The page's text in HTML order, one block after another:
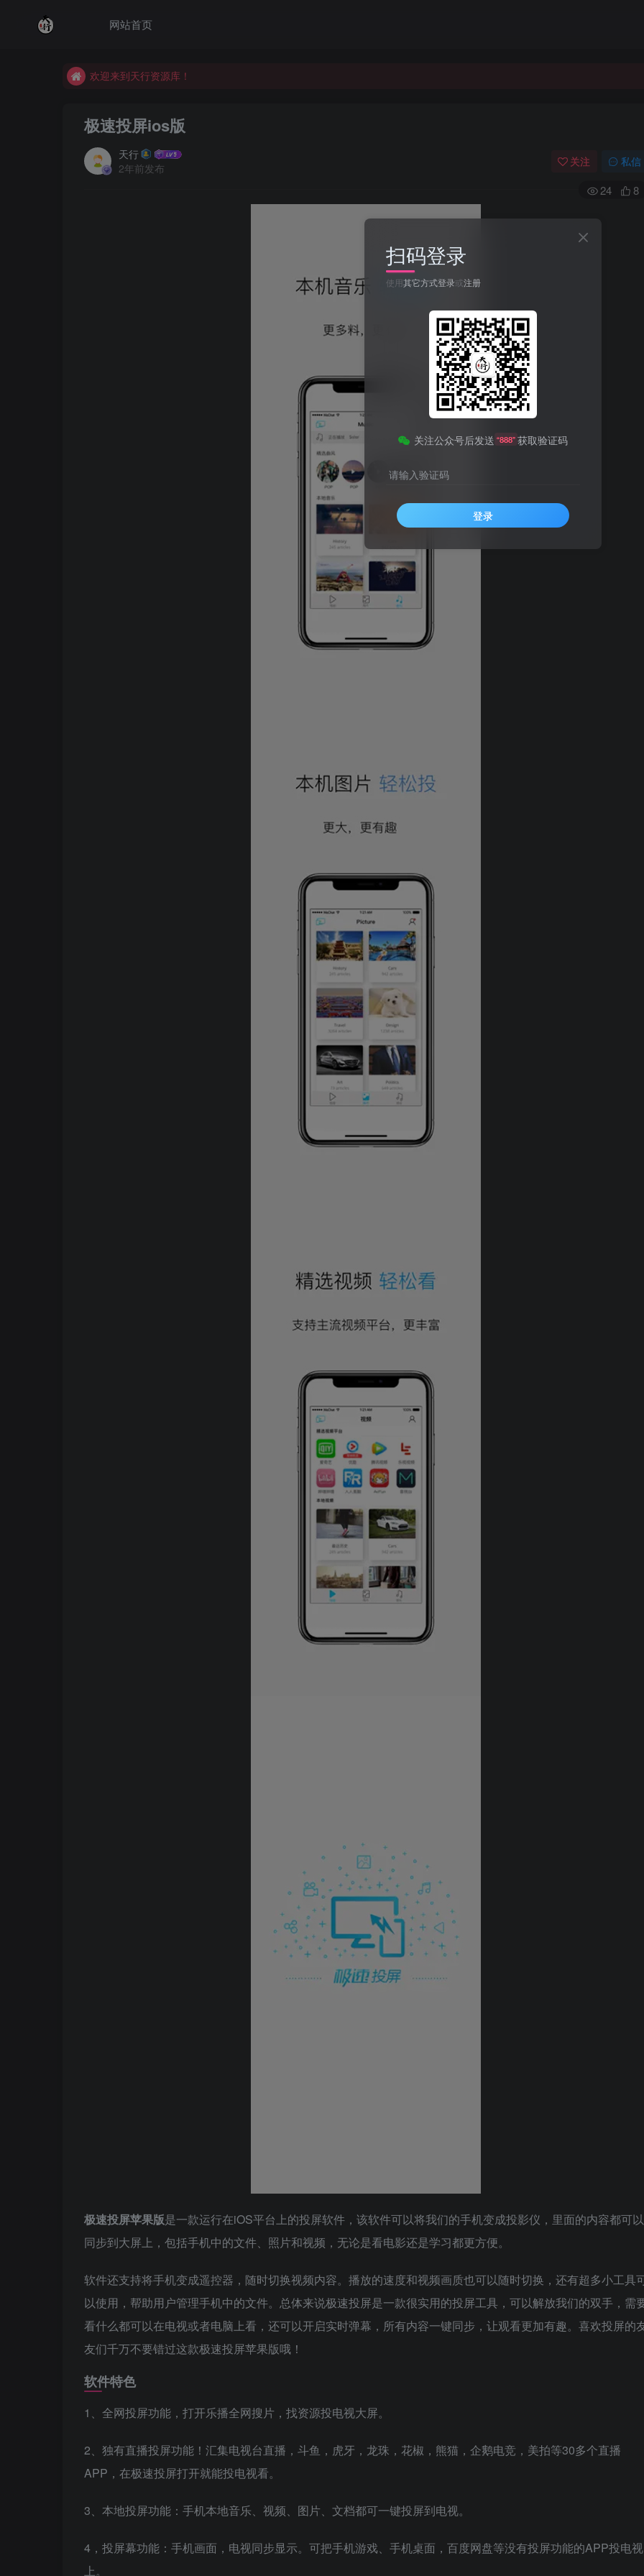
网站首页
欢迎来到天行资源库！
欢迎来到天行资源库！
极速投屏ios版
天行
2年前发布
关注 私信
24 8
极速投屏苹果版是一款运行在iOS平台上的投屏软件，该软件可以将我们的手机变成投影仪，里面的内容都可以
同步到大屏上，包括手机中的文件、照片和视频，无论是看电影还是学习都更方便。
软件还支持将手机变成遥控器，随时切换视频内容。播放的速度和视频画质也可以随时切换，还有超多小工具
以使用，帮助用户管理手机中的文件。总体来说极速投屏是一款很实用的投屏工具，可以解放我们的双手，需
看什么都可以在电视或者电脑上看，还可以开启实时弹幕，所有内容一键同步，让观看更加有趣。喜欢投屏的
友们千万不要错过这款极速投屏苹果版哦！
软件特色
1、全网投屏功能，打开乐播全网搜片，找资源投电视大屏。
2、独有直播投屏功能！汇集电视台直播，斗鱼，虎牙，龙珠，花椒，熊猫，企鹅电竞，美拍等30多个直播
APP，在极速投屏打开就能投电视看。
3、本地投屏功能：手机本地音乐、视频、图片、文档都可一键投屏到电视。
4，投屏幕功能：手机画面，电视同步显示。可把手机游戏、手机桌面，百度网盘等没有投屏功能的APP投电视
上。
扫码登录
使用其它方式登录或注册
关注公众号后发送 “888” 获取验证码
请输入验证码
登录